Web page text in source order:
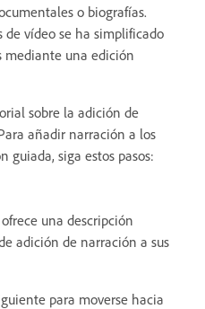
o biografías.
vídeo se ha simplificado
mediante una edición
sobre la adición de
añadir narración a los
guiada, siga estos pasos:
una descripción
adición de narración a sus
para moverse hacia